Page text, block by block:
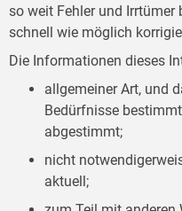
so weit Fehler und Irrtümer
schnell wie möglich
Die Informationen dieses
allgemeiner Art, und
Bedürfnisse
abgestimmt;
nicht
aktuell;